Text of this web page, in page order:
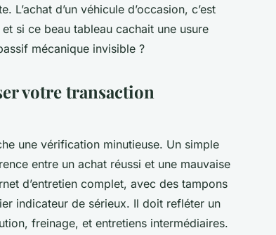
d’un véhicule d’occasion, c’est
si ce beau tableau cachait une usure
mécanique invisible ?
votre transaction
une vérification minutieuse. Un simple
entre un achat réussi et une mauvaise
d’entretien complet, avec des tampons
indicateur de sérieux. Il doit refléter un
freinage, et entretiens intermédiaires.